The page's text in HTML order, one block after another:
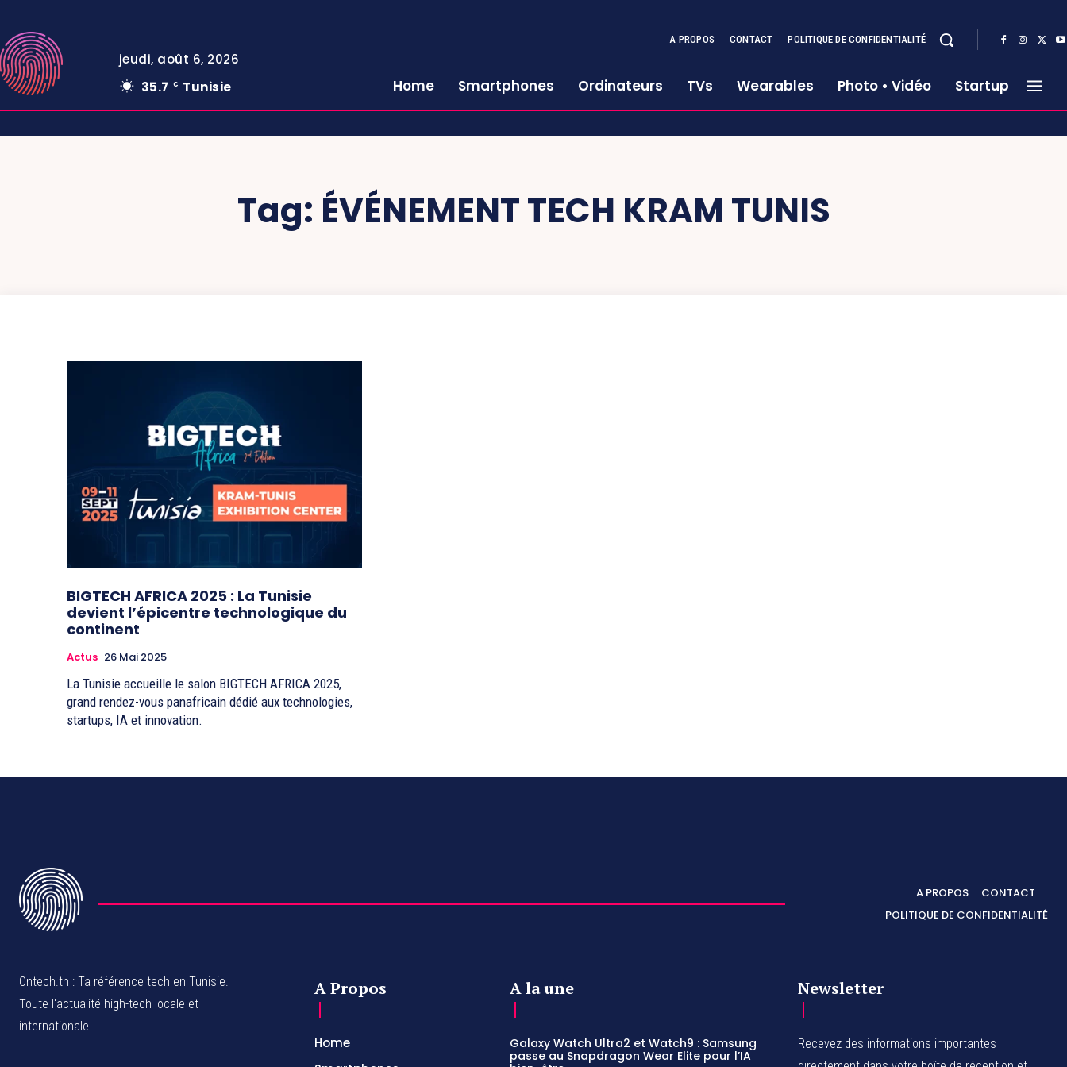
jeudi, août 6, 2026
35.7
C Tunisie
A PROPOS CONTACT POLITIQUE DE CONFIDENTIALITÉ
Home Smartphones Ordinateurs TVs Wearables Photo • Vidéo Startup
Tag: ÉVÉNEMENT TECH KRAM TUNIS
BIGTECH AFRICA 2025 : La Tunisie
devient l’épicentre technologique du
continent
Actus 26 Mai 2025
La Tunisie accueille le salon BIGTECH AFRICA 2025,
grand rendez-vous panafricain dédié aux technologies,
startups, IA et innovation.
A PROPOS
CONTACT
POLITIQUE DE CONFIDENTIALITÉ
Ontech.tn : Ta référence tech en Tunisie.
Toute l'actualité high-tech locale et
internationale.
A Propos
Home
A la une
Galaxy Watch Ultra2 et Watch9 : Samsung
passe au Snapdragon Wear Elite pour l’IA
Newsletter
Recevez des informations importantes